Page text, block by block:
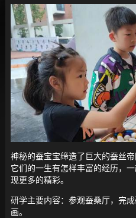
神秘的蚕宝宝缔造了巨大的蚕丝
它们的一生有怎样丰富的经历，
现更多的精彩。
研学主要内容：参观蚕桑厅，完
画。